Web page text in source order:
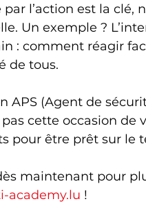
par l’action est la
Un exemple ?
: comment réagir
de tous.
APS (Agent de
cette occasion de
pour être prêt sur le
maintenant pour
academy.lu !